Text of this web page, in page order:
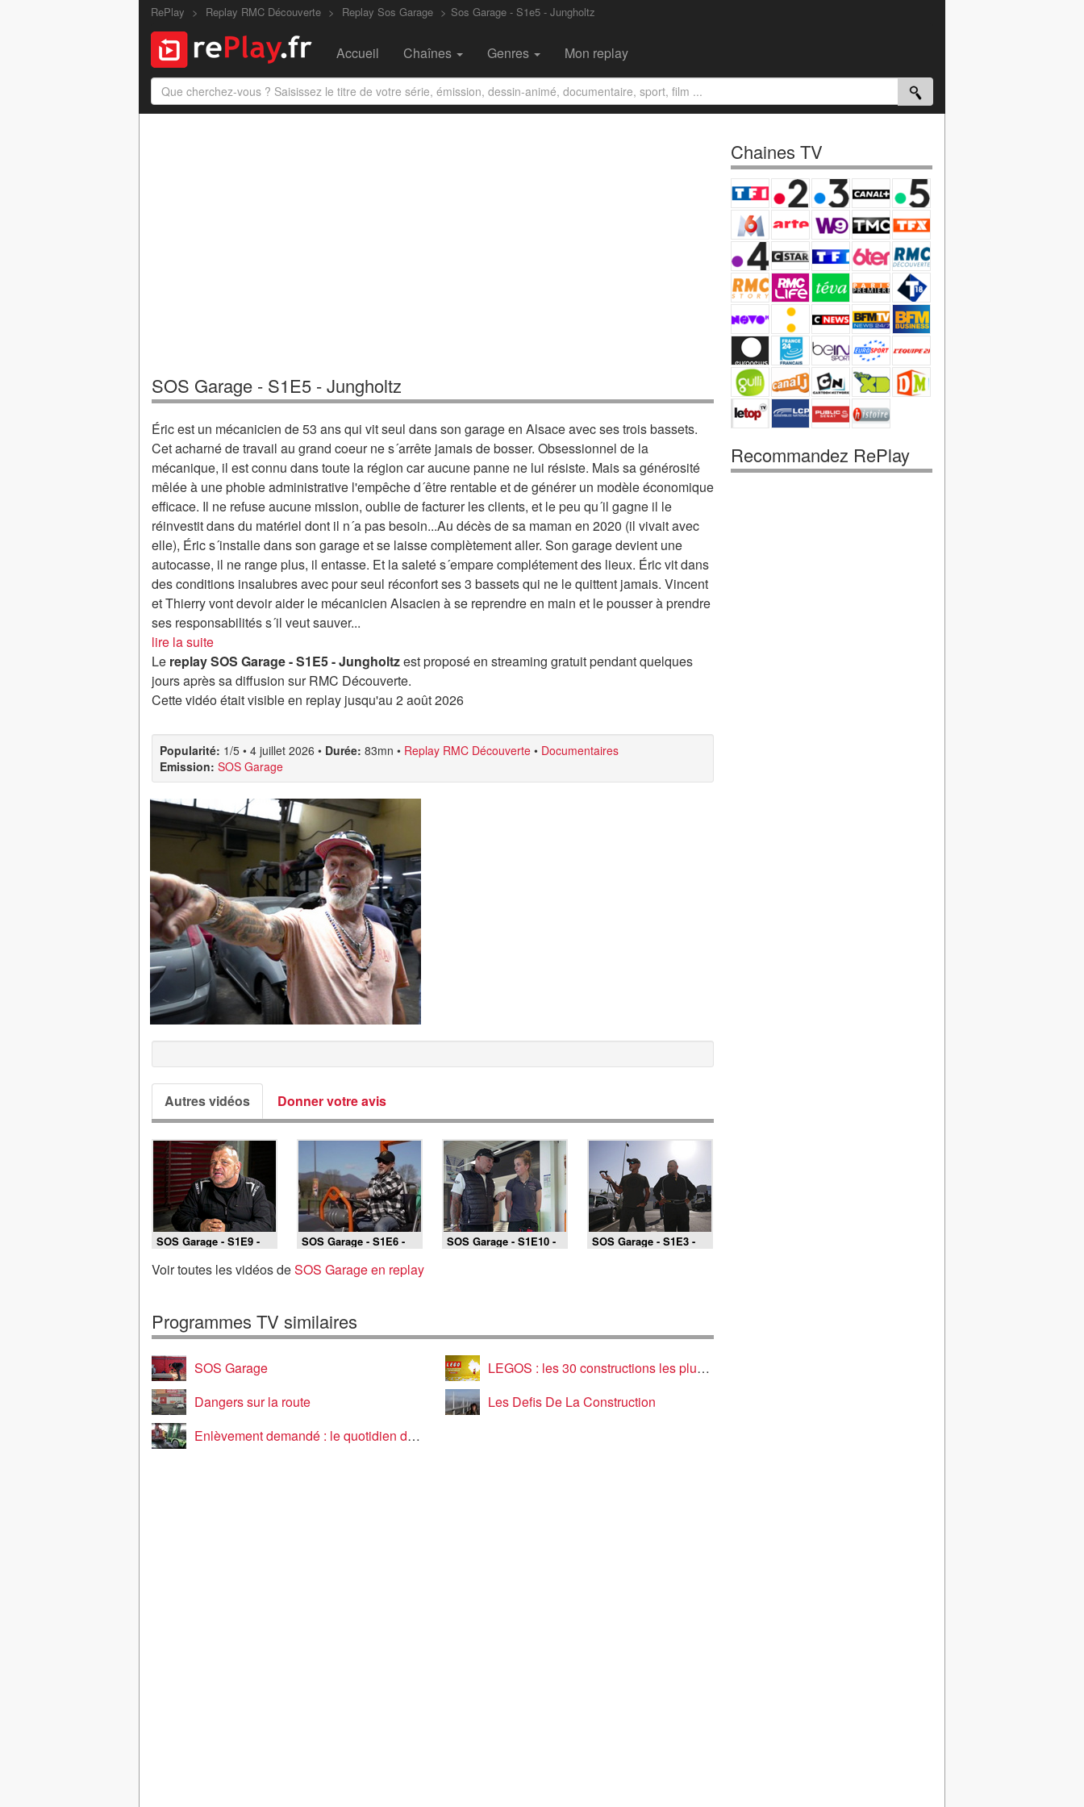
RePlay Replay RMC Découverte Replay Sos Garage Sos Garage - S1e5 - Jungholtz
Accueil Chaînes Genres Mon replay
SOS Garage - S1E5 - Jungholtz
Éric est un mécanicien de 53 ans qui vit seul dans son garage en Alsace avec ses trois bassets.
Cet acharné de travail au grand coeur ne s´arrête jamais de bosser. Obsessionnel de la
mécanique, il est connu dans toute la région car aucune panne ne lui résiste. Mais sa générosité
mêlée à une phobie administrative l'empêche d´être rentable et de générer un modèle économique
efficace. Il ne refuse aucune mission, oublie de facturer les clients, et le peu qu´il gagne il le
réinvestit dans du matériel dont il n´a pas besoin...Au décès de sa maman en 2020 (il vivait avec
elle), Éric s´installe dans son garage et se laisse complètement aller. Son garage devient une
autocasse, il ne range plus, il entasse. Et la saleté s´empare complétement des lieux. Éric vit dans
des conditions insalubres avec pour seul réconfort ses 3 bassets qui ne le quittent jamais. Vincent
et Thierry vont devoir aider le mécanicien Alsacien à se reprendre en main et le pousser à prendre
ses responsabilités s´il veut sauver...
lire la suite
Le replay SOS Garage - S1E5 - Jungholtzest proposé en streaming gratuit pendant quelques
jours après sa diffusion sur RMC Découverte.
Cette vidéo était visible en replay jusqu'au 2 août 2026
Popularité: 1/5 • 4 juillet 2026 • Durée: 83mn • Replay RMC Découverte • Documentaires
Emission: SOS Garage
Autres vidéos Donner votre avis
SOS Garage - S1E9 -
Porto-Vecchio
SOS Garage - S1E6 -
Bertrange
SOS Garage - S1E10 -
Saint-Romain-de-
SOS Garage - S1E3 -
Combs-la-Ville
Voir toutes les vidéos deSOS Garage en replay
Programmes TV similaires
SOS Garage
LEGOS : les 30 constructions les plus incroyables
Dangers sur la route
Les Defis De La Construction
Enlèvement demandé : le quotidien des fourrières
Chaines TV
Recommandez RePlay